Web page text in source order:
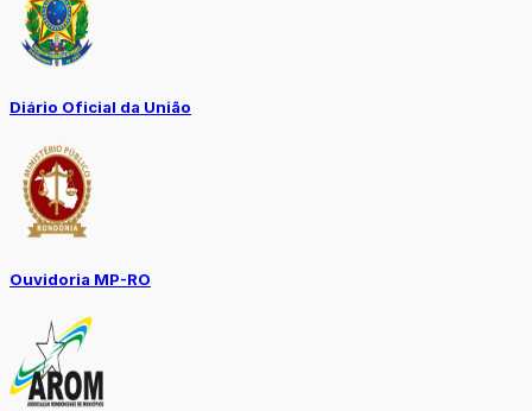
Diário Oficial da União
Ouvidoria MP-RO